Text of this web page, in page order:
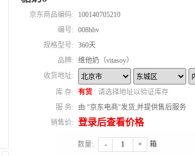
京东商品编码:
100140705210
编号:
008hbv
规格型号:
360天
品牌:
维他奶（vitasoy）
收货地址:
库 存:
有货
请选择地址以验证库存
服 务:
由 "京东电商"发货,并提供售后服务
销售价:
登录后查看价格
数量: - + 箱